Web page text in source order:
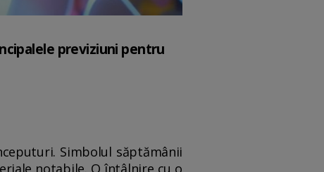
previziuni pentru
Simbolul săptămânii